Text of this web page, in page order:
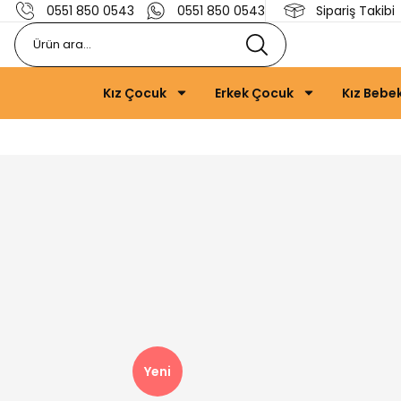
0551 850 0543 0551 850 0543 Sipariş Takibi
Kız Çocuk Erkek Çocuk Kız
Yeni